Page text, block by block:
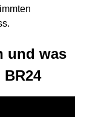
und was